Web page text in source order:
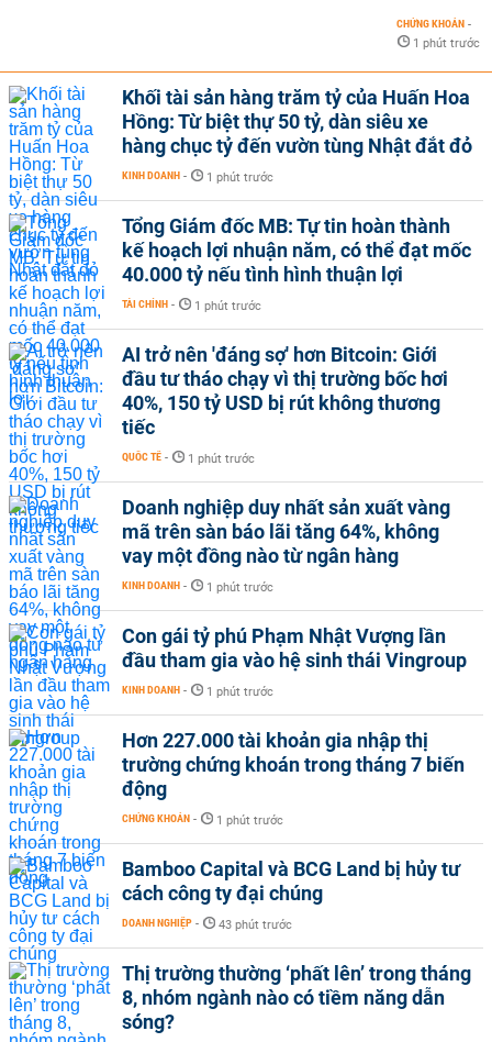
CHỨNG KHOÁN -
1 phút trước
Khối tài sản hàng trăm tỷ của Huấn Hoa
Hồng: Từ biệt thự 50 tỷ, dàn siêu xe
hàng chục tỷ đến vườn tùng Nhật đắt đỏ
KINH DOANH - 1 phút trước
Tổng Giám đốc MB: Tự tin hoàn thành
kế hoạch lợi nhuận năm, có thể đạt mốc
40.000 tỷ nếu tình hình thuận lợi
TÀI CHÍNH - 1 phút trước
AI trở nên 'đáng sợ' hơn Bitcoin: Giới
đầu tư tháo chạy vì thị trường bốc hơi
40%, 150 tỷ USD bị rút không thương
tiếc
QUỐC TẾ - 1 phút trước
Doanh nghiệp duy nhất sản xuất vàng
mã trên sàn báo lãi tăng 64%, không
vay một đồng nào từ ngân hàng
KINH DOANH - 1 phút trước
Con gái tỷ phú Phạm Nhật Vượng lần
đầu tham gia vào hệ sinh thái Vingroup
KINH DOANH - 1 phút trước
Hơn 227.000 tài khoản gia nhập thị
trường chứng khoán trong tháng 7 biến
động
CHỨNG KHOÁN - 1 phút trước
Bamboo Capital và BCG Land bị hủy tư
cách công ty đại chúng
DOANH NGHIỆP - 43 phút trước
Thị trường thường ‘phất lên’ trong tháng
8, nhóm ngành nào có tiềm năng dẫn
sóng?